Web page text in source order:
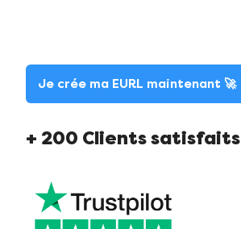
Je crée ma EURL maintenant 🚀
+ 200 Clients satisfaits